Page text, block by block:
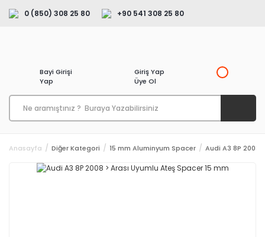
0 (850) 308 25 80 +90 541 308 25 80
Bayi Girişi
Yap
Giriş Yap
Üye Ol
Anasayfa Diğer Kategori 15 mm Aluminyum Spacer Audi A3 8P 2008